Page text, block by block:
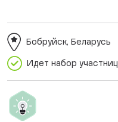
Идет набор участниц
Бобруйск, Беларусь